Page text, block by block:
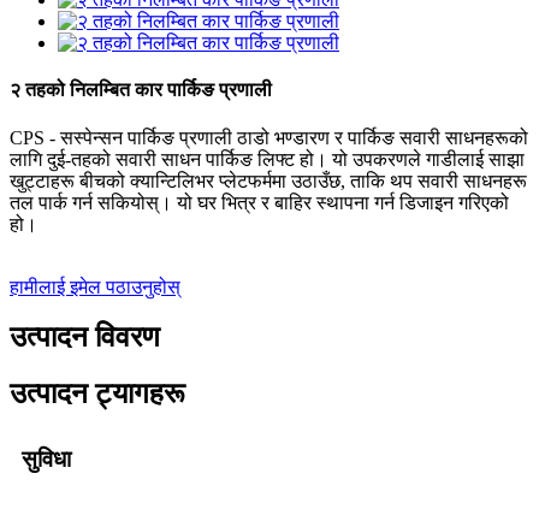
२ तहको निलम्बित कार पार्किङ प्रणाली
CPS - सस्पेन्सन पार्किङ प्रणाली ठाडो भण्डारण र पार्किङ सवारी साधनहरूको
लागि दुई-तहको सवारी साधन पार्किङ लिफ्ट हो। यो उपकरणले गाडीलाई साझा
खुट्टाहरू बीचको क्यान्टिलिभर प्लेटफर्ममा उठाउँछ, ताकि थप सवारी साधनहरू
तल पार्क गर्न सकियोस्। यो घर भित्र र बाहिर स्थापना गर्न डिजाइन गरिएको
हो।
हामीलाई इमेल पठाउनुहोस्
उत्पादन विवरण
उत्पादन ट्यागहरू
सुविधा